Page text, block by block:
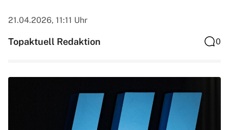
21.04.2026, 11:11 Uhr
Topaktuell Redaktion 0